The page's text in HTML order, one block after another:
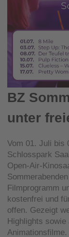
BZ
unter
Vom 01. Juli bis
Schlosspark
Open-Air-
Filmprogramm
kostenfrei und
offen. Gezeigt
Highlights sowie